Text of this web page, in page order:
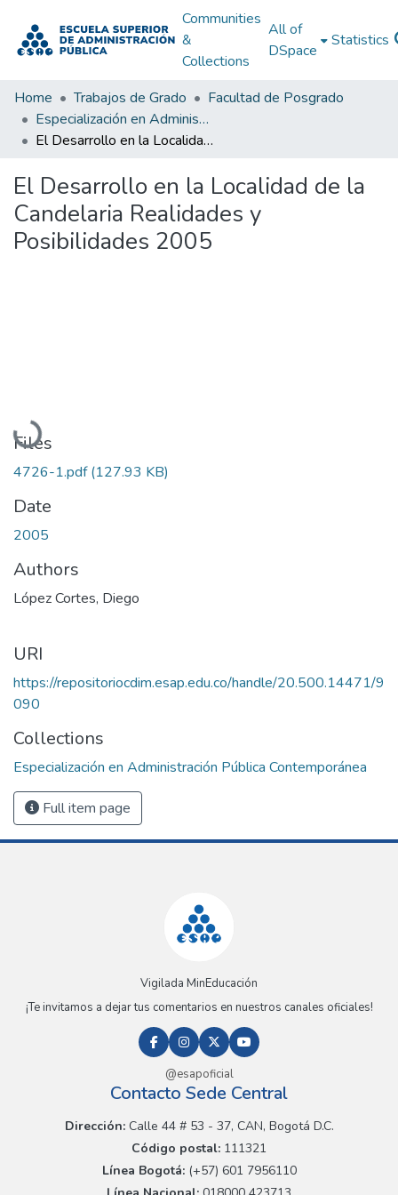
Communities
&
Collections
All of
DSpace
Statistics
Home Trabajos de Grado
Facultad de Posgrado
Especialización en Administración Pública Contemporánea
El Desarrollo en la Localidad de la Candelaria Realidades y Posibilidades 2005
El Desarrollo en la Localidad de la
Candelaria Realidades y
Posibilidades 2005
Loading...
Files
4726-1.pdf(127.93 KB)
Date
2005
Authors
López Cortes, Diego
URI
https://repositoriocdim.esap.edu.co/handle/20.500.14471/9
090
Collections
Especialización en Administración Pública Contemporánea
Full item page
Vigilada MinEducación
¡Te invitamos a dejar tus comentarios en nuestros canales oficiales!
@esapoficial
Contacto Sede Central
Dirección:Calle 44 # 53 - 37, CAN, Bogotá D.C.
Código postal: 111321
Línea Bogotá:(+57) 601 7956110